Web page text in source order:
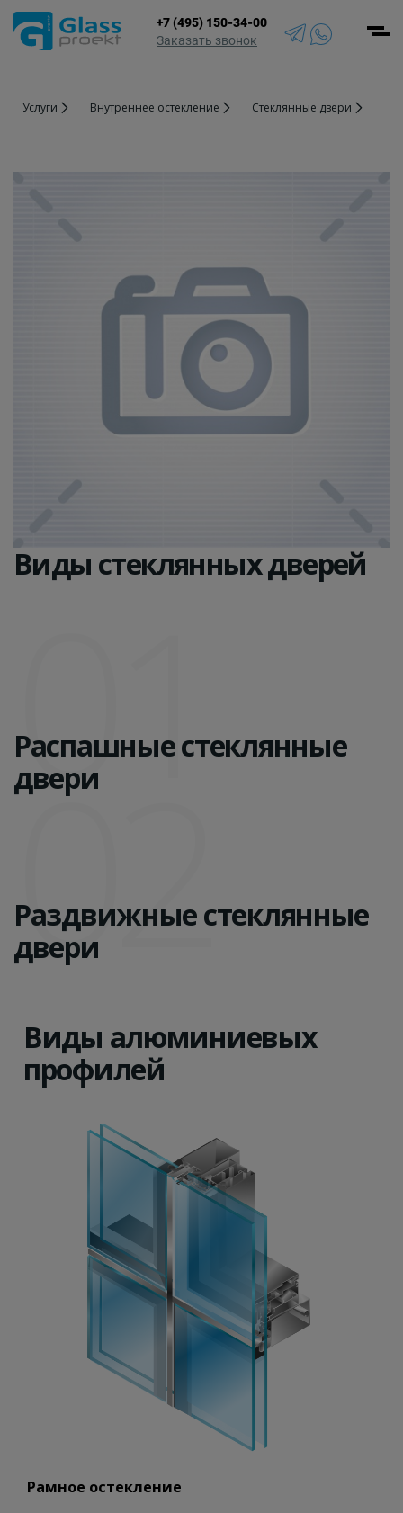
+7 (495) 150-34-00
Заказать звонок
Услуги Внутреннее остекление Стеклянные двери
Виды стеклянных дверей
Распашные стеклянные
двери
01
Раздвижные стеклянные
двери
02
Виды алюминиевых
профилей
Рамное остекление